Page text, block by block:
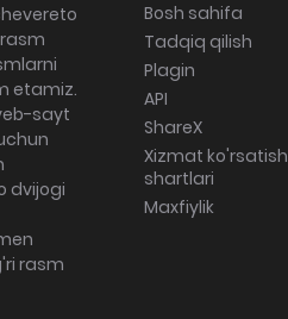
etamiz.
sayt
dvijogi
rasm
Bosh sahifa
Tadqiq qilish
Plagin
API
ShareX
Xizmat ko'rsatish
shartlari
Maxfiylik